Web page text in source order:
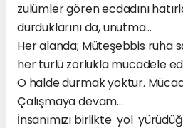
zulümler gören ecdadını
durduklarını da, unutma...
Her alanda; Müteşebbis ruha
her türlü zorlukla mücadele
O halde durmak yoktur.
Çalışmaya devam...
İnsanımızı birlikte yol